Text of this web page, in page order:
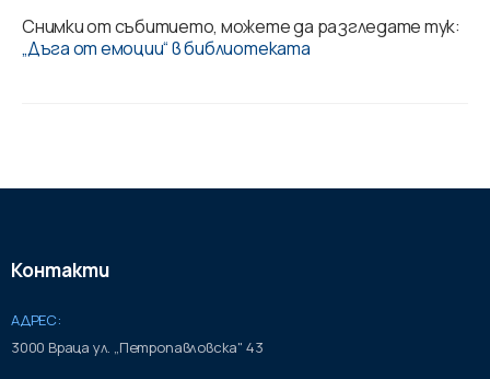
Снимки от събитието, можете да разгледате тук:
„Дъга от емоции“ в библиотеката
Контакти
АДРЕС:
3000 Враца ул. „Петропавловска" 43